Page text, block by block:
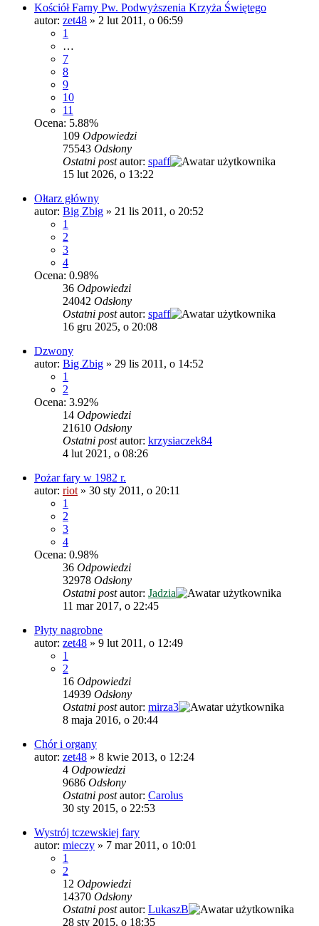
Kościół Farny Pw. Podwyższenia Krzyża Świętego
autor: zet48 » 2 lut 2011, o 06:59
1
…
7
8
9
10
11
Ocena: 5.88%
109 Odpowiedzi
75543 Odsłony
Ostatni postautor: spaff
15 lut 2026, o 13:22
Ołtarz główny
autor: Big Zbig » 21 lis 2011, o 20:52
1
2
3
4
Ocena: 0.98%
36 Odpowiedzi
24042 Odsłony
Ostatni postautor: spaff
16 gru 2025, o 20:08
Dzwony
autor: Big Zbig » 29 lis 2011, o 14:52
1
2
Ocena: 3.92%
14 Odpowiedzi
21610 Odsłony
Ostatni postautor: krzysiaczek84
4 lut 2021, o 08:26
Pożar fary w 1982 r.
autor: riot » 30 sty 2011, o 20:11
1
2
3
4
Ocena: 0.98%
36 Odpowiedzi
32978 Odsłony
Ostatni postautor: Jadzia
11 mar 2017, o 22:45
Płyty nagrobne
autor: zet48 » 9 lut 2011, o 12:49
1
2
16 Odpowiedzi
14939 Odsłony
Ostatni postautor: mirza3
8 maja 2016, o 20:44
Chór i organy
autor: zet48 » 8 kwie 2013, o 12:24
4 Odpowiedzi
9686 Odsłony
Ostatni postautor: Carolus
30 sty 2015, o 22:53
Wystrój tczewskiej fary
autor: mieczy » 7 mar 2011, o 10:01
1
2
12 Odpowiedzi
14370 Odsłony
Ostatni postautor: LukaszB
28 sty 2015, o 18:35